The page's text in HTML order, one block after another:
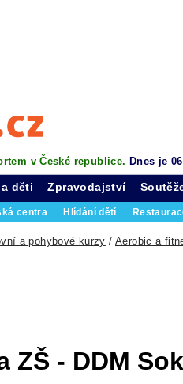
v České republice. Dnes je
děti
centra Hlídání dětí
Zpravodajství
a pohybové kurzy /Aerobic a
ZŠ - DDM